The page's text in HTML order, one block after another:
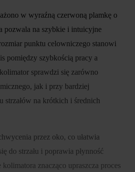
w wyraźną czerwoną plamkę o
na szybkie i intuicyjne
punktu celowniczego stanowi
pomiędzy szybkością pracy a
sprawdzi się zarówno
jak i przy bardziej
strzałów na krótkich i średnich
przez oko, co ułatwia
do strzału i poprawia płynność
kolimatora znacząco upraszcza proces